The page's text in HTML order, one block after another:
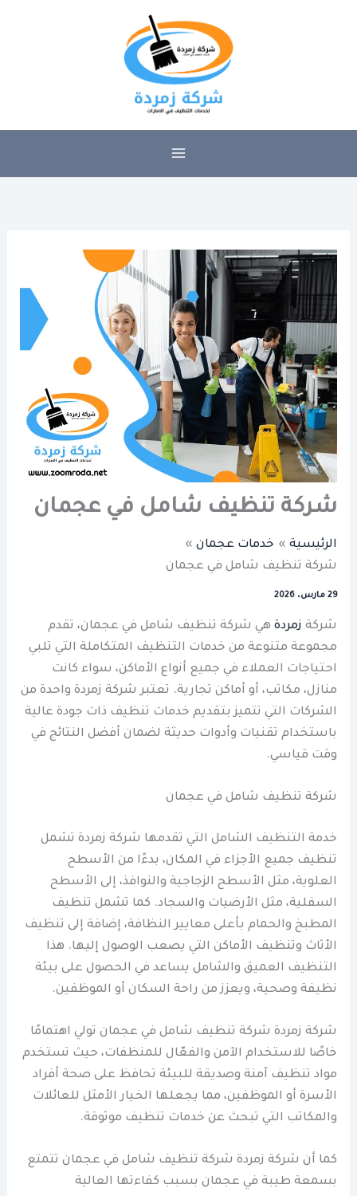
شركة تنظيف شامل في عجمان
الرئيسية
خدمات عجمان
شركة تنظيف شامل في عجمان
29 مارس، 2026
شركة زمردة هي شركة تنظيف شامل في عجمان، تقدم
مجموعة متنوعة من خدمات التنظيف المتكاملة التي تلبي
احتياجات العملاء في جميع أنواع الأماكن، سواء كانت
منازل، مكاتب، أو أماكن تجارية. تعتبر شركة زمردة واحدة من
الشركات التي تتميز بتقديم خدمات تنظيف ذات جودة عالية
باستخدام تقنيات وأدوات حديثة لضمان أفضل النتائج في
وقت قياسي.
شركة تنظيف شامل في عجمان
خدمة التنظيف الشامل التي تقدمها شركة زمردة تشمل
تنظيف جميع الأجزاء في المكان، بدءًا من الأسطح
العلوية، مثل الأسطح الزجاجية والنوافذ، إلى الأسطح
السفلية، مثل الأرضيات والسجاد. كما تشمل تنظيف
المطبخ والحمام بأعلى معايير النظافة، إضافة إلى تنظيف
الأثاث وتنظيف الأماكن التي يصعب الوصول إليها. هذا
التنظيف العميق والشامل يساعد في الحصول على بيئة
نظيفة وصحية، ويعزز من راحة السكان أو الموظفين.
شركة زمردة شركة تنظيف شامل في عجمان تولي اهتمامًا
خاصًا للاستخدام الآمن والفعّال للمنظفات، حيث تستخدم
مواد تنظيف آمنة وصديقة للبيئة تحافظ على صحة أفراد
الأسرة أو الموظفين، مما يجعلها الخيار الأمثل للعائلات
والمكاتب التي تبحث عن خدمات تنظيف موثوقة.
كما أن شركة زمردة شركة تنظيف شامل في عجمان تتمتع
بسمعة طيبة في عجمان بسبب كفاءتها العالية